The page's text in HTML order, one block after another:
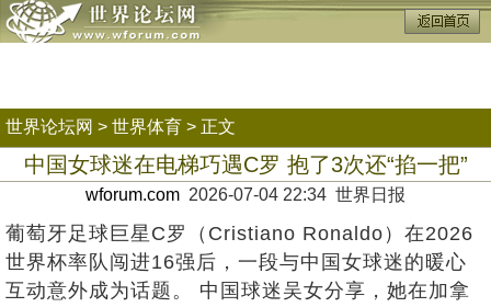
世界论坛网 > 世界体育 > 正文
中国女球迷在电梯巧遇C罗 抱了3次还“掐一把”
wforum.com 2026-07-04 22:34 世界日报
葡萄牙足球巨星C罗（Cristiano Ronaldo）在2026
世界杯率队闯进16强后，一段与中国女球迷的暖心
互动意外成为话题。 中国球迷吴女分享，她在加拿